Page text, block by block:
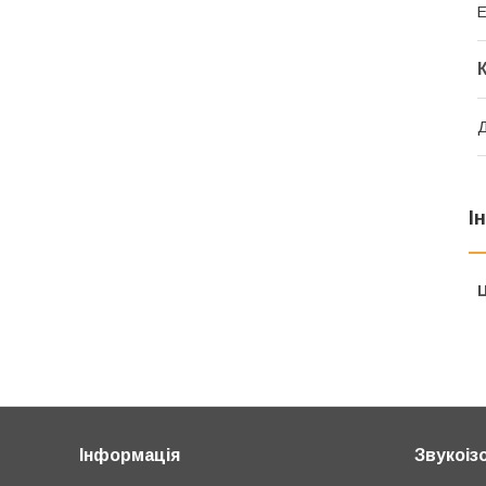
Інформація